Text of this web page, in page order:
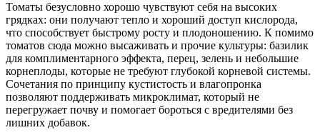
Томаты безусловно хорошо чувствуют себя на высоких
грядках: они получают тепло и хороший доступ кислорода,
что способствует быстрому росту и плодоношению. К помимо
томатов сюда можно высаживать и прочие культуры: базилик
для комплиментарного эффекта, перец, зелень и небольшие
корнеплоды, которые не требуют глубокой корневой системы.
Сочетания по принципу кустистость и влагопронка
позволяют поддерживать микроклимат, который не
перегружает почву и помогает бороться с вредителями без
лишних добавок.